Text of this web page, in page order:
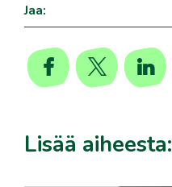
Jaa:
Lisää aiheesta: